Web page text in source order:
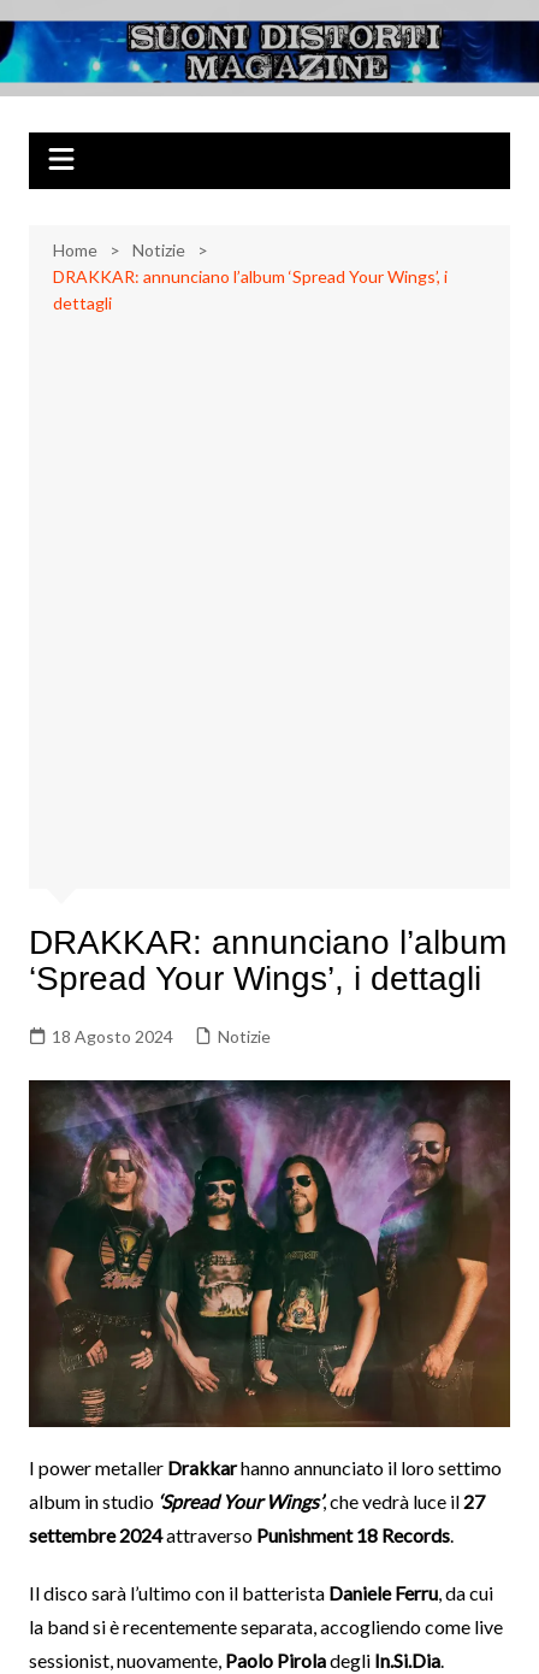
al
contenuto
Suoni Distorti
Magazine
Musica Rock, Metal, Punk e varie sonorità alternative
Home
Notizie
DRAKKAR: annunciano l’album ‘Spread Your Wings’, i
dettagli
DRAKKAR: annunciano l’album
‘Spread Your Wings’, i dettagli
18 Agosto 2024 Notizie
I power metaller Drakkarhanno annunciato il loro settimo
album in studio ‘Spread Your Wings’, che vedrà luce il 27
settembre 2024attraverso Punishment 18 Records.
Il disco sarà l’ultimo con il batterista Daniele Ferru, da cui
la band si è recentemente separata, accogliendo come live
sessionist, nuovamente, Paolo Piroladegli In.Si.Dia.